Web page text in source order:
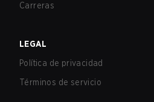
Carreras
LEGAL
Política de privacidad
Términos de servicio